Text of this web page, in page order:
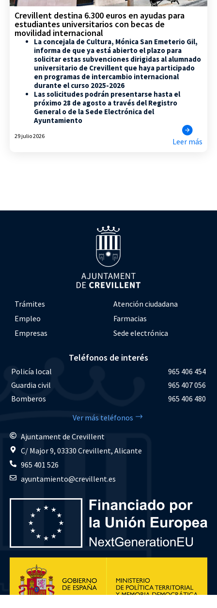
Crevillent destina 6.300 euros en ayudas para
estudiantes universitarios con becas de
movilidad internacional
La concejala de Cultura, Mónica San Emeterio Gil,
informa de que ya está abierto el plazo para
solicitar estas subvenciones dirigidas al alumnado
universitario de Crevillent que haya participado
en programas de intercambio internacional
durante el curso 2025-2026
Las solicitudes podrán presentarse hasta el
próximo 28 de agosto a través del Registro
General o de la Sede Electrónica del
Ayuntamiento
29 julio 2026
Leer más
Trámites
Atención ciudadana
Empleo
Farmacias
Empresas
Sede electrónica
Teléfonos de interés
Policía local
965 406 454
Guardia civil
965 407 056
Bomberos
965 406 480
Ver más teléfonos
Ajuntament de Crevillent
C/ Major 9, 03330 Crevillent, Alicante
965 401 526
ayuntamiento@crevillent.es